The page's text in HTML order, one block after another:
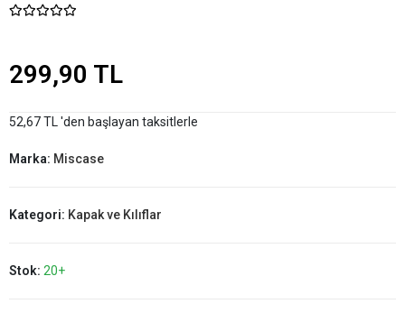
299,90 TL
52,67 TL 'den başlayan taksitlerle
Marka: Miscase
Kategori: Kapak ve Kılıflar
Stok: 20+